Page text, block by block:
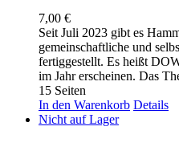
7,00 €
Seit Juli 2023 gibt es
gemeinschaftliche und
fertiggestellt. Es heißt
im Jahr erscheinen. Das
15 Seiten
In den Warenkorb Details
Nicht auf Lager